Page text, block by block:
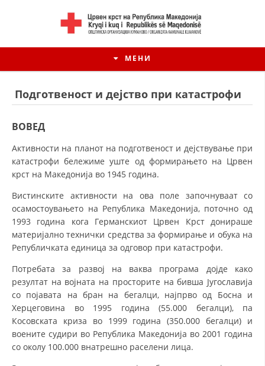
МЕНИ
ИСТОРИЈАТ НА ЦКРМ
ИСТОРИЈАТ НА ДВИЖЕЊЕТО
СТРУКТУРА И ОРГАНИЗАЦИОНА ПОСТАВЕНОСТ – ОПШТИНСКА
ОРГАНИЗАЦИЈА КУМАНОВО
КОНТАКТ ИНФОРМАЦИИ
ЗАКОН ЗА ЦКРМ
Подготвеност и дејство при катастрофи
ВОВЕД
Активности на планот на подготвеност и дејствување при
катастрофи бележиме уште од формирањето на Црвен
крст на Македонија во 1945 година.
Вистинските активности на ова поле започнуваат со
осамостоувањето на Република Македонија, поточно од
1993 година кога Германскиот Црвен Крст донираше
материјално технички средства за формирање и обука на
Републичката единица за одговор при катастрофи.
Потребата за развој на ваква програма дојде како
резултат на војната на просторите на бивша Југославија
со појавата на бран на бегалци, најпрво од Босна и
Херцеговина во 1995 година (55.000 бегалци), па
Косовската криза во 1999 година (350.000 бегалци) и
воените судири во Република Македонија во 2001 година
со околу 100.000 внатрешно раселени лица.